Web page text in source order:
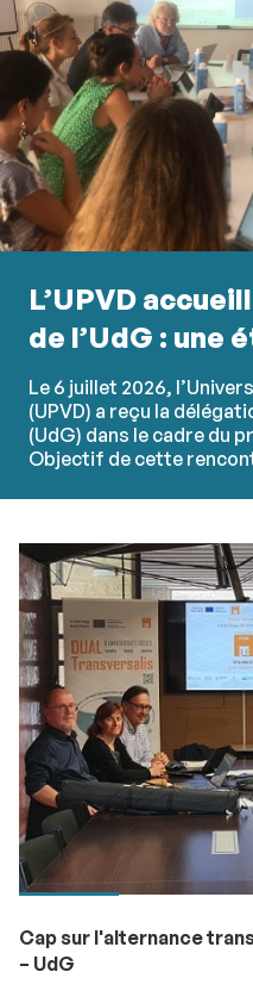
L’UPVD
de l’UdG : une
partenariat
Le 6 juillet 2026,
(UPVD) a reçu la
(UdG) dans le cadre du
Objectif de cette
établissements et
transfrontalière.
Cap sur l'alternance
– UdG